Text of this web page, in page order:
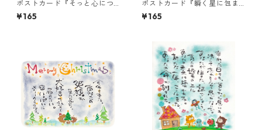
ポストカード『そっと心につ
もってゆく・・・』
¥165
ポストカード『瞬く星に包ま
れて・・・』
¥165